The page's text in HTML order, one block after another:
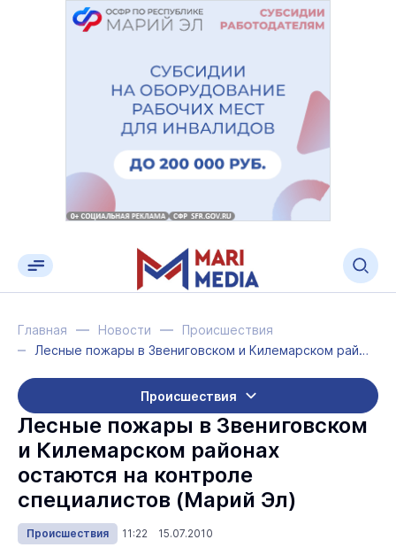
Главная Новости
Происшествия
Лесные пожары в Звениговском и Килемарском районах остаются на контроле специали...
Происшествия
Лесные пожары в Звениговском
и Килемарском районах
остаются на контроле
специалистов (Марий Эл)
Происшествия 11:22 15.07.2010